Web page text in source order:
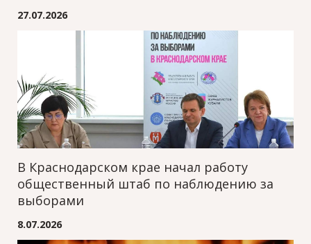
27.07.2026
В Краснодарском крае начал работу
общественный штаб по наблюдению за
выборами
8.07.2026